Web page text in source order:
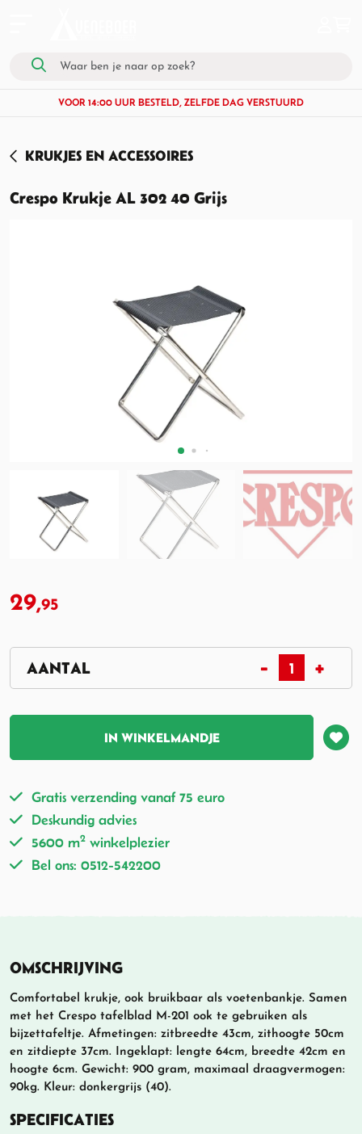
VOOR 14:00 UUR BESTELD, ZELFDE DAG VERSTUURD
KRUKJES EN ACCESSOIRES
Crespo Krukje AL 302 40 Grijs
29,95
IN WINKELMANDJE
Gratis verzending vanaf 75 euro
Deskundig advies
5600 m2 winkelplezier
Bel ons: 0512-542200
OMSCHRIJVING
Comfortabel krukje, ook bruikbaar als voetenbankje. Samen
met het Crespo tafelblad M-201 ook te gebruiken als
bijzettafeltje. Afmetingen: zitbreedte 43cm, zithoogte 50cm
en zitdiepte 37cm. Ingeklapt: lengte 64cm, breedte 42cm en
hoogte 6cm. Gewicht: 900 gram, maximaal draagvermogen:
90kg. Kleur: donkergrijs (40).
SPECIFICATIES